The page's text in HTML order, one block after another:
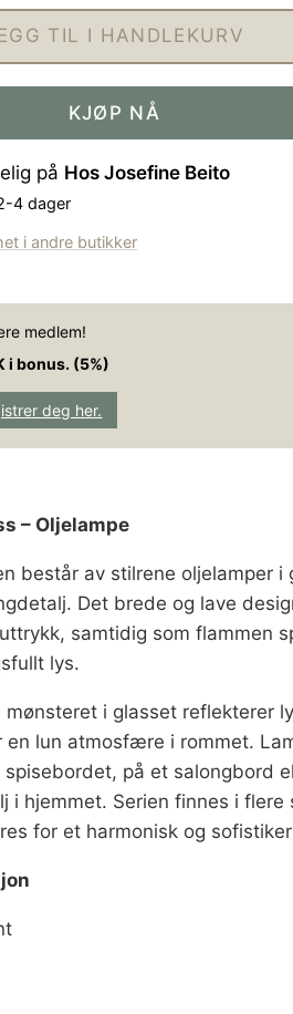
TIL I HANDLEKURV
KJØP NÅ
på Hos Josefine Beito
4 dager
i andre butikker
medlem!
i bonus. (5%)
deg her.
– Oljelampe
består av stilrene oljelamper i
Det brede og lave
samtidig som flammen
lys.
i glasset reflekterer
en lun atmosfære i rommet.
på et salongbord
i hjemmet. Serien finnes i flere
for et harmonisk og